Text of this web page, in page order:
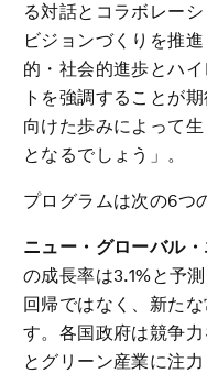
る対話とコラボレー
ビジョンづくりを推
的・社会的進歩とハ
トを強調することが
向けた歩みによって
となるでしょう」。
プログラムは次の6つ
ニュー・グローバル
の成長率は3.1%と予
回帰ではなく、新た
す。各国政府は競争
とグリーン産業に注